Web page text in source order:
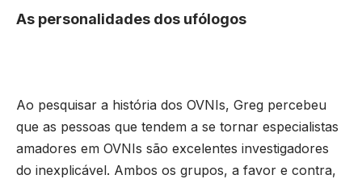
As personalidades dos ufólogos
Ao pesquisar a história dos OVNIs, Greg percebeu
que as pessoas que tendem a se tornar especialistas
amadores em OVNIs são excelentes investigadores
do inexplicável. Ambos os grupos, a favor e contra,